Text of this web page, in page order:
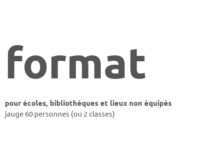
format
pour écoles, bibliothèques et lieux non équipés
jauge 60 personnes (ou 2 classes)